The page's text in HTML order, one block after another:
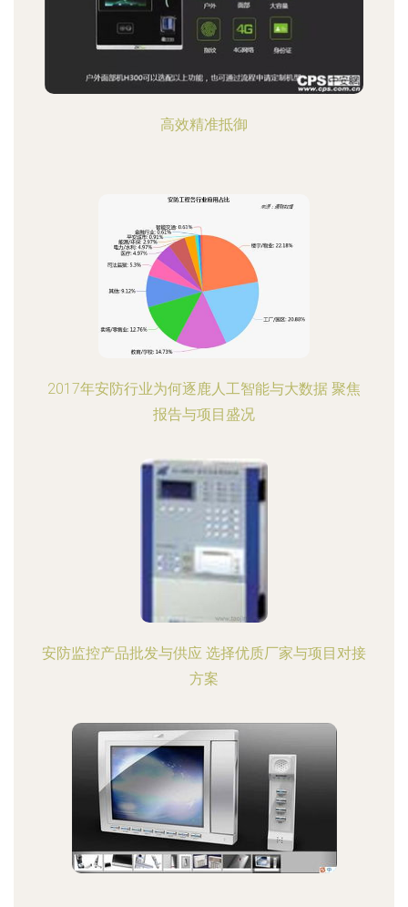
高效精准抵御
2017年安防行业为何逐鹿人工智能与大数据 聚焦
报告与项目盛况
安防监控产品批发与供应 选择优质厂家与项目对接
方案